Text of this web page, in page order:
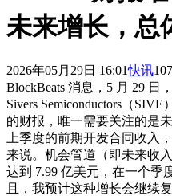
未来增长，总
2026年05月29日 16:01快讯107
BlockBeats 消息，5 月 29 日
Sivers Semiconductors（
的财报，唯一需要关注的是
上季度的前期开发合同收入
来说。机会管道（即未来收
达到 7.99 亿美元，在一个季
且，我预计这种增长会继续